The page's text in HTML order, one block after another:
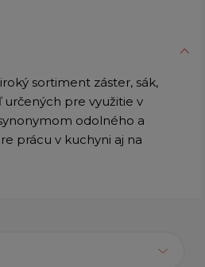
sortiment záster, sák,
určených pre využitie v
odolného a
prácu v kuchyni aj na